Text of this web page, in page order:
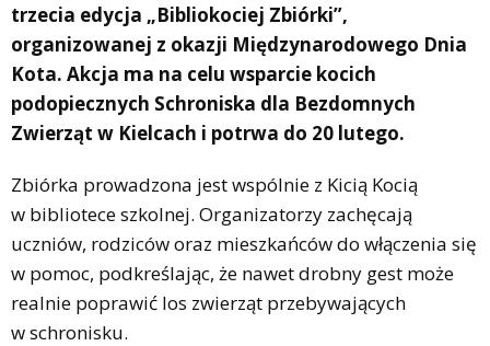
trzecia edycja „Bibliokociej Zbiórki”,
organizowanej z okazji Międzynarodowego Dnia
Kota. Akcja ma na celu wsparcie kocich
podopiecznych Schroniska dla Bezdomnych
Zwierząt w Kielcach i potrwa do 20 lutego.
Zbiórka prowadzona jest wspólnie z Kicią Kocią
w bibliotece szkolnej. Organizatorzy zachęcają
uczniów, rodziców oraz mieszkańców do włączenia się
w pomoc, podkreślając, że nawet drobny gest może
realnie poprawić los zwierząt przebywających
w schronisku.